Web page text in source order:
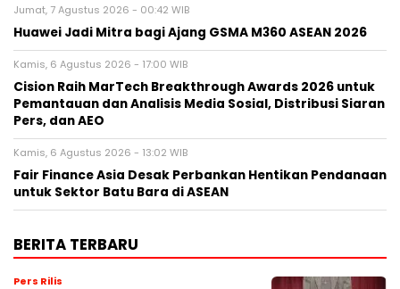
Jumat, 7 Agustus 2026 - 00:42 WIB
Huawei Jadi Mitra bagi Ajang GSMA M360 ASEAN 2026
Kamis, 6 Agustus 2026 - 17:00 WIB
Cision Raih MarTech Breakthrough Awards 2026 untuk
Pemantauan dan Analisis Media Sosial, Distribusi Siaran
Pers, dan AEO
Kamis, 6 Agustus 2026 - 13:02 WIB
Fair Finance Asia Desak Perbankan Hentikan Pendanaan
untuk Sektor Batu Bara di ASEAN
BERITA TERBARU
Pers Rilis